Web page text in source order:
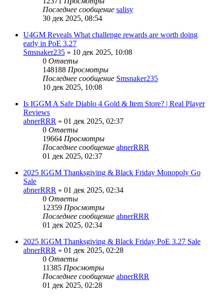
Последнее сообщение salisy
30 дек 2025, 08:54
U4GM Reveals What challenge rewards are worth doing
early in PoE 3.27
Smsnaker235 » 10 дек 2025, 10:08
0 Ответы
148188 Просмотры
Последнее сообщение Smsnaker235
10 дек 2025, 10:08
Is IGGM A Safe Diablo 4 Gold & Item Store? | Real Player
Reviews
abnerRRR » 01 дек 2025, 02:37
0 Ответы
19664 Просмотры
Последнее сообщение abnerRRR
01 дек 2025, 02:37
2025 IGGM Thanksgiving & Black Friday Monopoly Go
Sale
abnerRRR » 01 дек 2025, 02:34
0 Ответы
12359 Просмотры
Последнее сообщение abnerRRR
01 дек 2025, 02:34
2025 IGGM Thanksgiving & Black Friday PoE 3.27 Sale
abnerRRR » 01 дек 2025, 02:28
0 Ответы
11385 Просмотры
Последнее сообщение abnerRRR
01 дек 2025, 02:28